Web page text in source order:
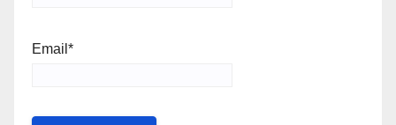
Email*